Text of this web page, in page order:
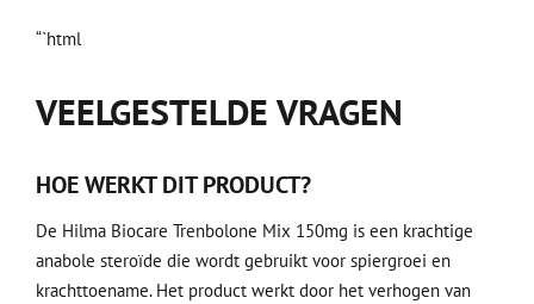
“`html
VEELGESTELDE VRAGEN
HOE WERKT DIT PRODUCT?
De Hilma Biocare Trenbolone Mix 150mg is een krachtige
anabole steroïde die wordt gebruikt voor spiergroei en
krachttoename. Het product werkt door het verhogen van